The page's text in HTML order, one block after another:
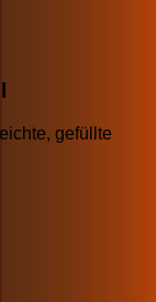
gefüllte